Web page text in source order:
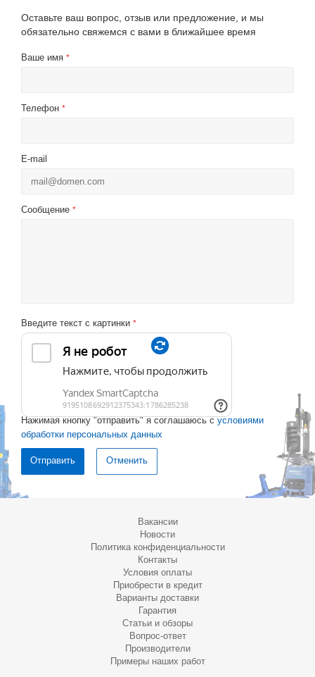
Оставьте ваш вопрос, отзыв или предложение, и мы
обязательно свяжемся с вами в ближайшее время
Ваше имя *
Телефон *
E-mail
Сообщение *
Введите текст с картинки *
Нажимая кнопку "отправить" я соглашаюсь с условиями
обработки персональных данных
Отменить
Вакансии
Новости
Политика конфиденциальности
Контакты
Условия оплаты
Приобрести в кредит
Варианты доставки
Гарантия
Статьи и обзоры
Вопрос-ответ
Производители
Примеры наших работ